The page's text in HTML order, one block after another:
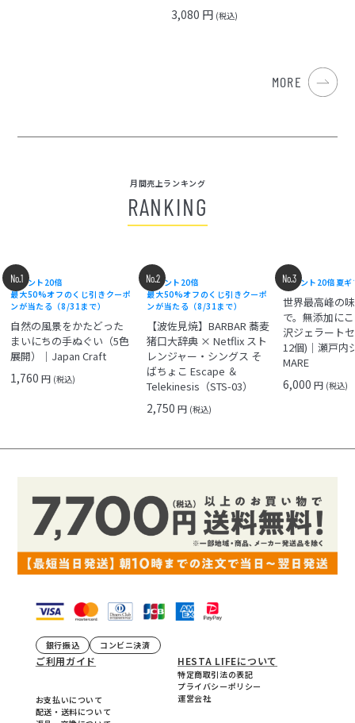
3,080 円 (税込)
MORE
月間売上ランキング
RANKING
No.1
ポイント20倍
最大50%オフのくじ引きクーポ
ンが当たる（8/31まで）
自然の風景をかたどった
まいにちの手ぬぐい（5色
展開）｜Japan Craft
1,760円 (税込)
No.2
ポイント20倍
最大50%オフのくじ引きクーポ
ンが当たる（8/31まで）
【波佐見焼】BARBAR 蕎麦
猪口大辞典 × Netflix スト
レンジャー・シングス そ
ばちょこ Escape ＆
Telekinesis（STS-03）
2,750円 (税込)
No.3
ポイント20倍 夏
世界最高峰の
で。無添加に
沢ジェラート
12個)｜瀬戸内
MARE
6,000円 (税込)
銀行振込 コンビニ決済
ご利用ガイド
お支払いについて
配送・送料について
HESTA LIFEについて
特定商取引法の表記
プライバシーポリシー
運営会社